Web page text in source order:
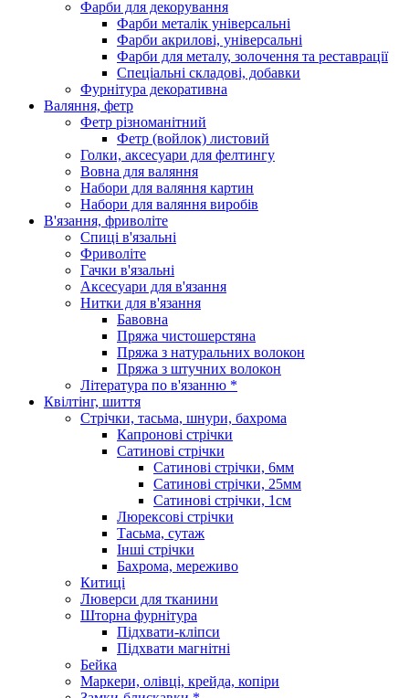
Фарби для декорування
Фарби металік універсальні
Фарби акрилові, універсальні
Фарби для металу, золочення та реставрації
Спеціальні складові, добавки
Фурнітура декоративна
Валяння, фетр
Фетр різноманітний
Фетр (войлок) листовий
Голки, аксесуари для фелтингу
Вовна для валяння
Набори для валяння картин
Набори для валяння виробів
В'язання, фриволіте
Спиці в'язальні
Фриволіте
Гачки в'язальні
Аксесуари для в'язання
Нитки для в'язання
Бавовна
Пряжа чистошерстяна
Пряжа з натуральних волокон
Пряжа з штучних волокон
Література по в'язанню *
Квілтінг, шиття
Стрічки, тасьма, шнури, бахрома
Капронові стрічки
Сатинові стрічки
Сатинові стрічки, 6мм
Сатинові стрічки, 25мм
Сатинові стрічки, 1см
Люрексові стрічки
Тасьма, сутаж
Інші стрічки
Бахрома, мереживо
Китиці
Люверси для тканини
Шторна фурнітура
Підхвати-кліпси
Підхвати магнітні
Бейка
Маркери, олівці, крейда, копіри